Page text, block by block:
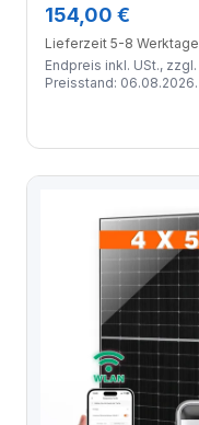
154,00 €
Lieferzeit 5-8 Werktage
Endpreis inkl. USt., zzgl.
Preisstand: 06.08.2026.